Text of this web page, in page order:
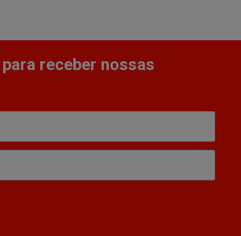
receber nossas